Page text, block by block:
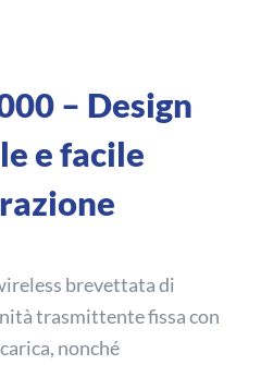
– Design
e facile
brevettata di
trasmittente fissa con
nonché